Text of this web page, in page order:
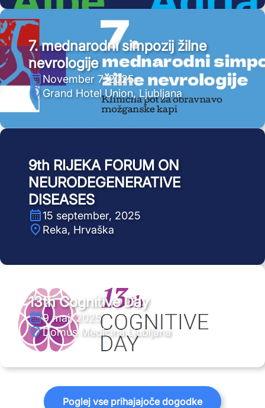
7. mednarodni simpozij žilne
nevrologije
November 7, 2025
Grand Hotel Union, Ljubljana
9th RIJEKA FORUM ON
NEURODEGENERATIVE
DISEASES
15 september, 2025
Reka, Hrvaška
13th Cognitive Day
9 maj, 2025
Domus Medicina Ljubljana
Poglej vse prihajajoče dogodke